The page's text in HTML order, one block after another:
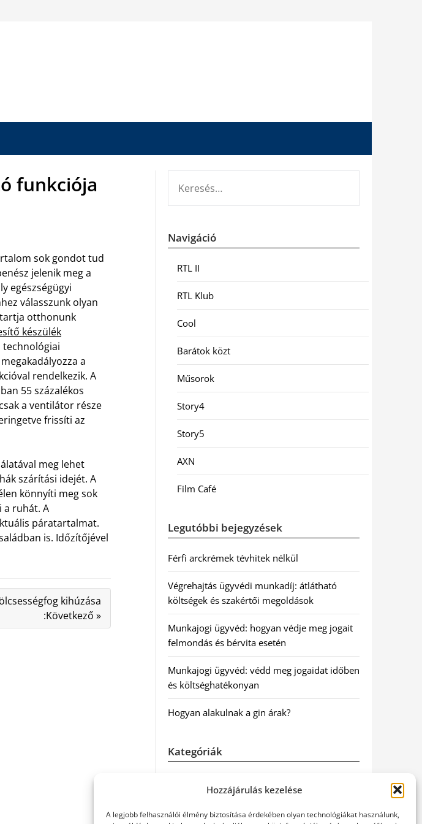
Hozzájárulás kezelése
A legjobb felhasználói élmény biztosítása érdekében olyan technológiákat használunk,
funkciója
sok gondot tud
jelenik meg a
egészségügyi
válasszunk olyan
otthonunk
készülék
technológiai
a
rendelkezik. A
55 százalékos
a ventilátor része
frissíti az
meg lehet
szárítási idejét. A
könnyíti meg sok
a ruhát. A
páratartalmat.
is. Időzítőjével
kihúzása
:Következő »
Navigáció
RTL II
RTL Klub
Cool
Barátok közt
Műsorok
Story4
Story5
AXN
Film Café
Legutóbbi bejegyzések
Férfi arckrémek tévhitek nélkül
Végrehajtás ügyvédi munkadíj: átlátható
költségek és szakértői megoldások
Munkajogi ügyvéd: hogyan védje meg jogait
felmondás és bérvita esetén
Munkajogi ügyvéd: védd meg jogaidat időben
és költséghatékonyan
Hogyan alakulnak a gin árak?
Kategóriák
Hírek